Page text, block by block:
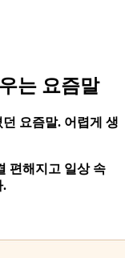
는 요즘말
요즘말. 어렵게 생
편해지고 일상 속
.